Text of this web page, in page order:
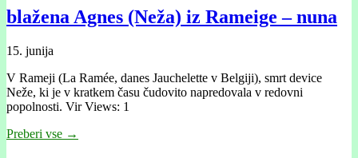
blažena Agnes (Neža) iz Rameige – nuna
15. junija
V Rameji (La Ramée, danes Jauchelette v Belgiji), smrt device
Neže, ki je v kratkem času čudovito napredovala v redovni
popolnosti. Vir Views: 1
Preberi vse →